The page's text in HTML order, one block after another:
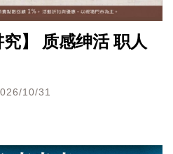
究】 质感绅活 职人
10/31